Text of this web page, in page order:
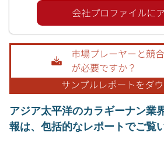
アジア太平洋のカラギーナン業
報は、包括的なレポートでご覧